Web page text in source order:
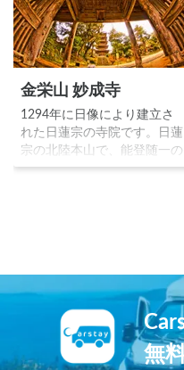
金栄山 妙成寺
1294年に日像により建立さ
れた日蓮宗の寺院です。日蓮
宗の北陸本山で、能登随一の
大伽藍をもちます。戦国時代
です。
無